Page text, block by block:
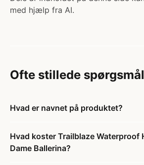
med hjælp fra AI.
Ofte stillede spørgsmål
Hvad er navnet på produktet?
Hvad koster Trailblaze Waterproof
Dame Ballerina?